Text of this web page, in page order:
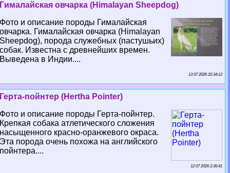
Гималайская овчарка (Himalayan Sheepdog)
Фото и описание породы Гималайская
овчарка. Гималайская овчарка (Himalayan
Sheepdog), порода служебных (пастушьих)
собак. Известна с древнейших времен.
Выведена в Индии....
13 07 2026 22:34:12
Герта-пойнтер (Hertha Pointer)
Фото и описание породы Герта-пойнтер.
Крепкая собака атлетического сложения
насыщенного красно-оранжевого окраса.
Эта порода очень похожа на английского
пойнтера....
12 07 2026 2:36:41